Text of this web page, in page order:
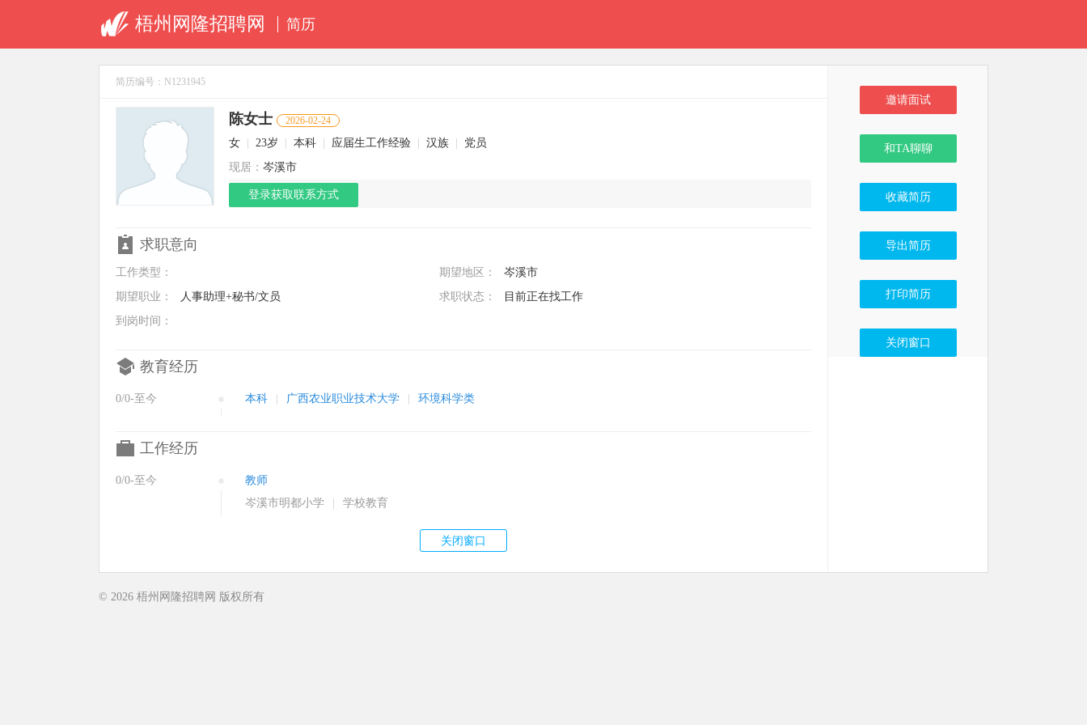
梧州网隆招聘网 简历
简历编号：N1231945
陈女士 2026-02-24
女 23岁 本科 应届生工作经验 汉族
党员
现居： 岑溪市
登录获取联系方式
求职意向
工作类型： 期望地区：
岑溪市
期望职业：
人事助理+秘书/文员 求职状态：
目前正在找工作
到岗时间：
教育经历
0/0-至今 本科 广西农业职业技术大学 环境科学类
工作经历
0/0-至今
教师
岑溪市明都小学
学校教育
邀请面试
和TA聊聊
收藏简历
导出简历
打印简历
关闭窗口
© 2026 梧州网隆招聘网 版权所有